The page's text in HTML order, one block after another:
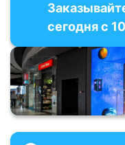
сегодня с